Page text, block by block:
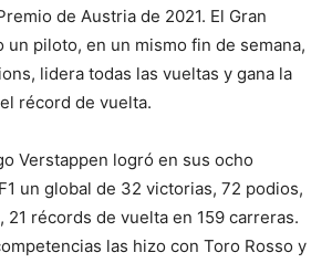
de Austria de 2021. El Gran
un piloto, en un mismo fin de semana,
lidera todas las vueltas y gana la
récord de vuelta.
Verstappen logró en sus ocho
un global de 32 victorias, 72 podios,
21 récords de vuelta en 159 carreras.
las hizo con Toro Rosso y